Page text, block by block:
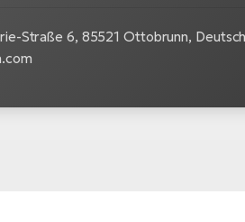
Straße 6, 85521 Ottobrunn,